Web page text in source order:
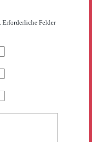
Erforderliche Felder